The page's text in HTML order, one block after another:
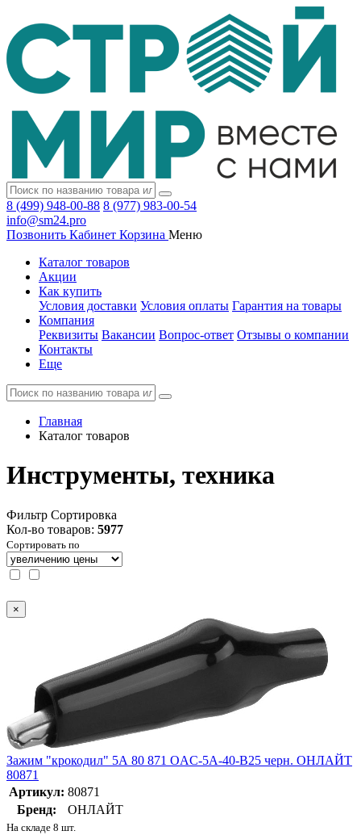
8 (499) 948-00-88 8 (977) 983-00-54
info@sm24.pro
Позвонить Кабинет Корзина Меню
Каталог товаров
Акции
Как купить
Условия доставки Условия оплаты Гарантия на товары
Компания
Реквизиты Вакансии Вопрос-ответ Отзывы о компании
Контакты
Еще
Главная
Каталог товаров
Инструменты, техника
Фильтр Сортировка
Кол-во товаров: 5977
Сортировать по
×
Зажим "крокодил" 5А 80 871 OAC-5A-40-B25 черн. ОНЛАЙТ
80871
Артикул: 80871
Бренд:
ОНЛАЙТ
На складе 8 шт.